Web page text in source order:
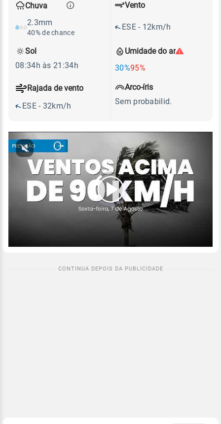
Chuva
2.3mm
40% de chance
Umidade do ar
30%95%
Vento
ESE - 12km/h
Rajada de vento
ESE - 32km/h
Sol
08:34h às 21:34h
Arco-íris
Sem probabilid.